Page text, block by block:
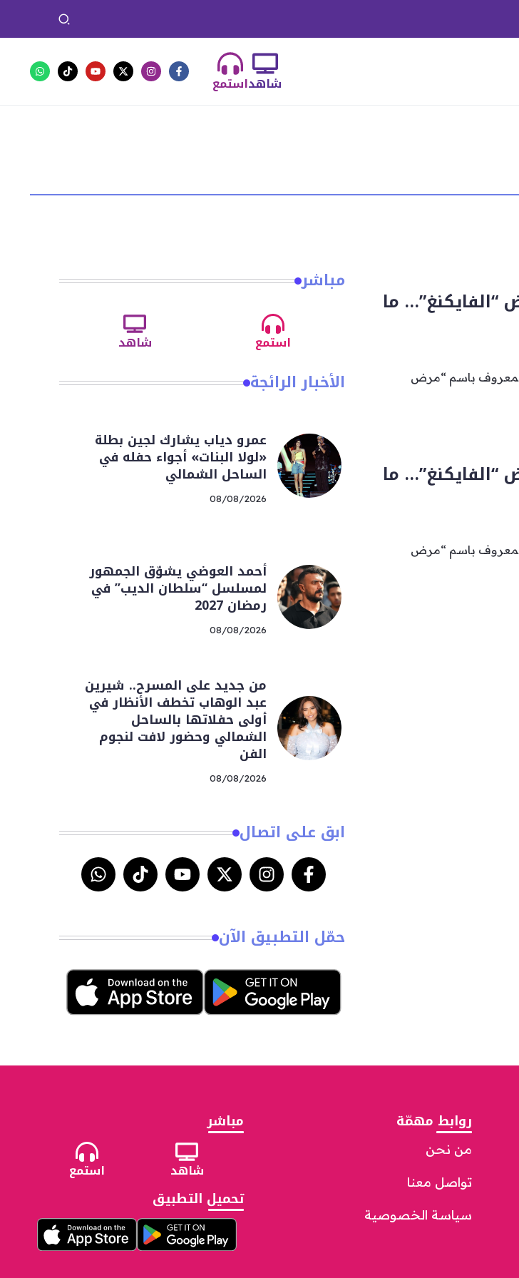
استمعشاهد
ما
باسم “مرض
ما
باسم “مرض
مباشر
استمع شاهد
الأخبار الرائجة
عمرو دياب يشارك لجين بطلة
«لولا البنات» أجواء حفله في
الساحل الشمالي
08/08/2026
أحمد العوضي يشوّق الجمهور
لمسلسل “سلطان الديب” في
رمضان 2027
08/08/2026
من جديد على المسرح.. شيرين
عبد الوهاب تخطف الأنظار في
أولى حفلاتها بالساحل
الشمالي وحضور لافت لنجوم
الفن
08/08/2026
ابق على اتصال
حمّل التطبيق الآن
روابط مهمّة
من نحن
تواصل معنا
سياسة الخصوصية
مباشر
شاهد استمع
تحميل التطبيق